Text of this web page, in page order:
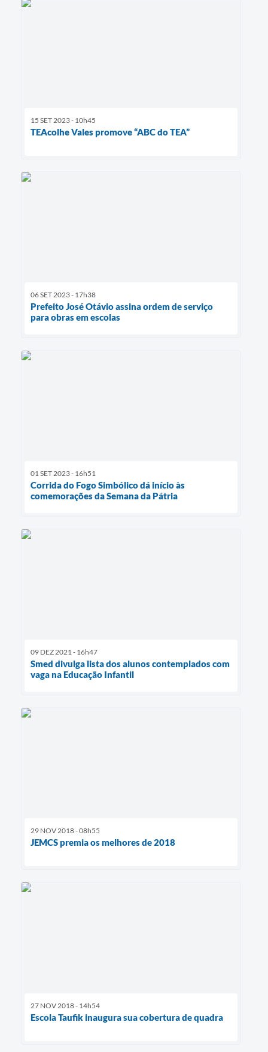
15 SET 2023 - 10h45
TEAcolhe Vales promove “ABC do TEA”
06 SET 2023 - 17h38
Prefeito José Otávio assina ordem de serviço
para obras em escolas
01 SET 2023 - 16h51
Corrida do Fogo Simbólico dá início às
comemorações da Semana da Pátria
09 DEZ 2021 - 16h47
Smed divulga lista dos alunos contemplados com
vaga na Educação Infantil
29 NOV 2018 - 08h55
JEMCS premia os melhores de 2018
27 NOV 2018 - 14h54
Escola Taufik inaugura sua cobertura de quadra